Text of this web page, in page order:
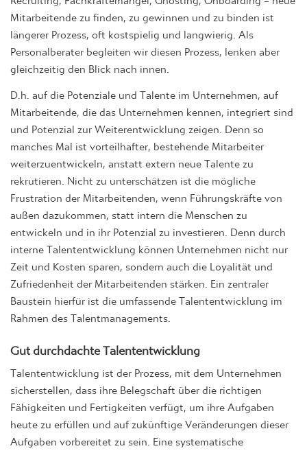
Mitarbeitende zu finden, zu gewinnen und zu binden ist
längerer Prozess, oft kostspielig und langwierig. Als
Personalberater begleiten wir diesen Prozess, lenken aber
gleichzeitig den Blick nach innen.
D.h. auf die Potenziale und Talente im Unternehmen, auf
Mitarbeitende, die das Unternehmen kennen, integriert sind
und Potenzial zur Weiterentwicklung zeigen. Denn so
manches Mal ist vorteilhafter, bestehende Mitarbeiter
weiterzuentwickeln, anstatt extern neue Talente zu
rekrutieren. Nicht zu unterschätzen ist die mögliche
Frustration der Mitarbeitenden, wenn Führungskräfte von
außen dazukommen, statt intern die Menschen zu
entwickeln und in ihr Potenzial zu investieren. Denn durch
interne Talententwicklung können Unternehmen nicht nur
Zeit und Kosten sparen, sondern auch die Loyalität und
Zufriedenheit der Mitarbeitenden stärken. Ein zentraler
Baustein hierfür ist die umfassende Talententwicklung im
Rahmen des Talentmanagements.
Gut durchdachte Talententwicklung
Talententwicklung ist der Prozess, mit dem Unternehmen
sicherstellen, dass ihre Belegschaft über die richtigen
Fähigkeiten und Fertigkeiten verfügt, um ihre Aufgaben
heute zu erfüllen und auf zukünftige Veränderungen dieser
Aufgaben vorbereitet zu sein. Eine systematische